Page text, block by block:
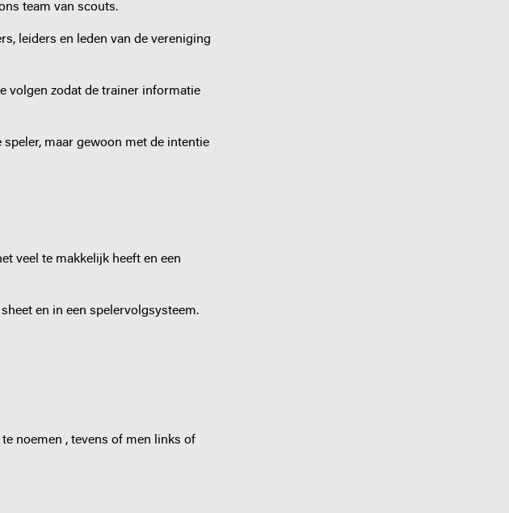
team van scouts.
leiders en leden van de vereniging
volgen zodat de trainer informatie
maar gewoon met de intentie
veel te makkelijk heeft en een
en in een spelervolgsysteem.
noemen , tevens of men links of